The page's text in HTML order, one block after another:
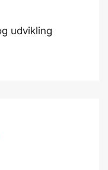
udvikling